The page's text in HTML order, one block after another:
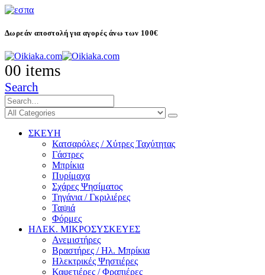
Δωρεάν αποστολή για αγορές άνω των 100€
00 items
Search
ΣΚΕΥΗ
Κατσαρόλες / Χύτρες Ταχύτητας
Γάστρες
Μπρίκια
Πυρίμαχα
Σχάρες Ψησίματος
Τηγάνια / Γκριλιέρες
Ταψιά
Φόρμες
ΗΛΕΚ. ΜΙΚΡΟΣΥΣΚΕΥΕΣ
Ανεμιστήρες
Βραστήρες / Ηλ. Μπρίκια
Ηλεκτρικές Ψηστιέρες
Καφετιέρες / Φραπιέρες